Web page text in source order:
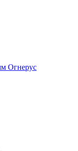
Огнерус